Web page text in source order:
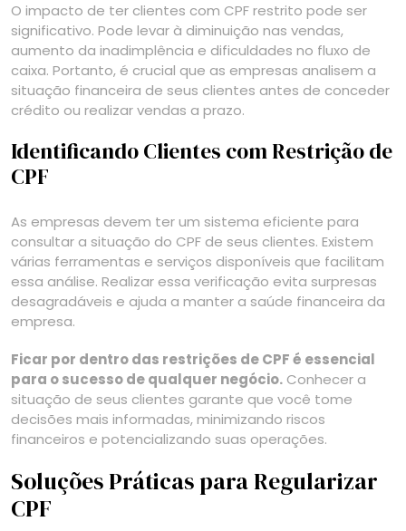
O impacto de ter clientes com CPF restrito pode ser
significativo. Pode levar à diminuição nas vendas,
aumento da inadimplência e dificuldades no fluxo de
caixa. Portanto, é crucial que as empresas analisem a
situação financeira de seus clientes antes de conceder
crédito ou realizar vendas a prazo.
Identificando Clientes com Restrição de
CPF
As empresas devem ter um sistema eficiente para
consultar a situação do CPF de seus clientes. Existem
várias ferramentas e serviços disponíveis que facilitam
essa análise. Realizar essa verificação evita surpresas
desagradáveis e ajuda a manter a saúde financeira da
empresa.
Ficar por dentro das restrições de CPF é essencial
para o sucesso de qualquer negócio. Conhecer a
situação de seus clientes garante que você tome
decisões mais informadas, minimizando riscos
financeiros e potencializando suas operações.
Soluções Práticas para Regularizar
CPF